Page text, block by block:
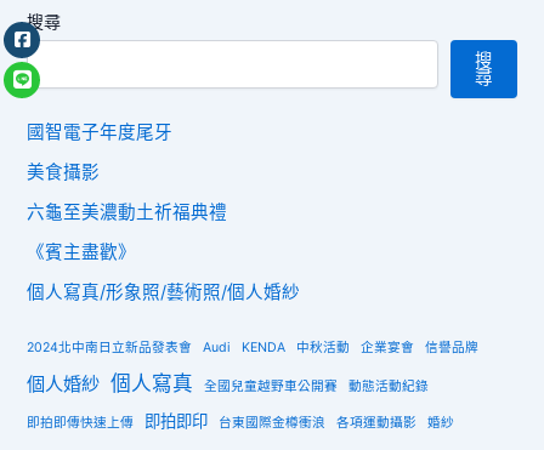
搜尋
搜
尋
國智電子年度尾牙
美食攝影
六龜至美濃動土祈福典禮
《賓主盡歡》
個人寫真/形象照/藝術照/個人婚紗
2024北中南日立新品發表會 Audi KENDA 中秋活動 企業宴會 信譽品牌
個人婚紗 個人寫真 全國兒童越野車公開賽 動態活動紀錄
即拍即傳快速上傳 即拍即印 台東國際金樽衝浪 各項運動攝影 婚紗